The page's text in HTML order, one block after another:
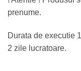
prenume.
Durata de executie
2 zile lucratoare.